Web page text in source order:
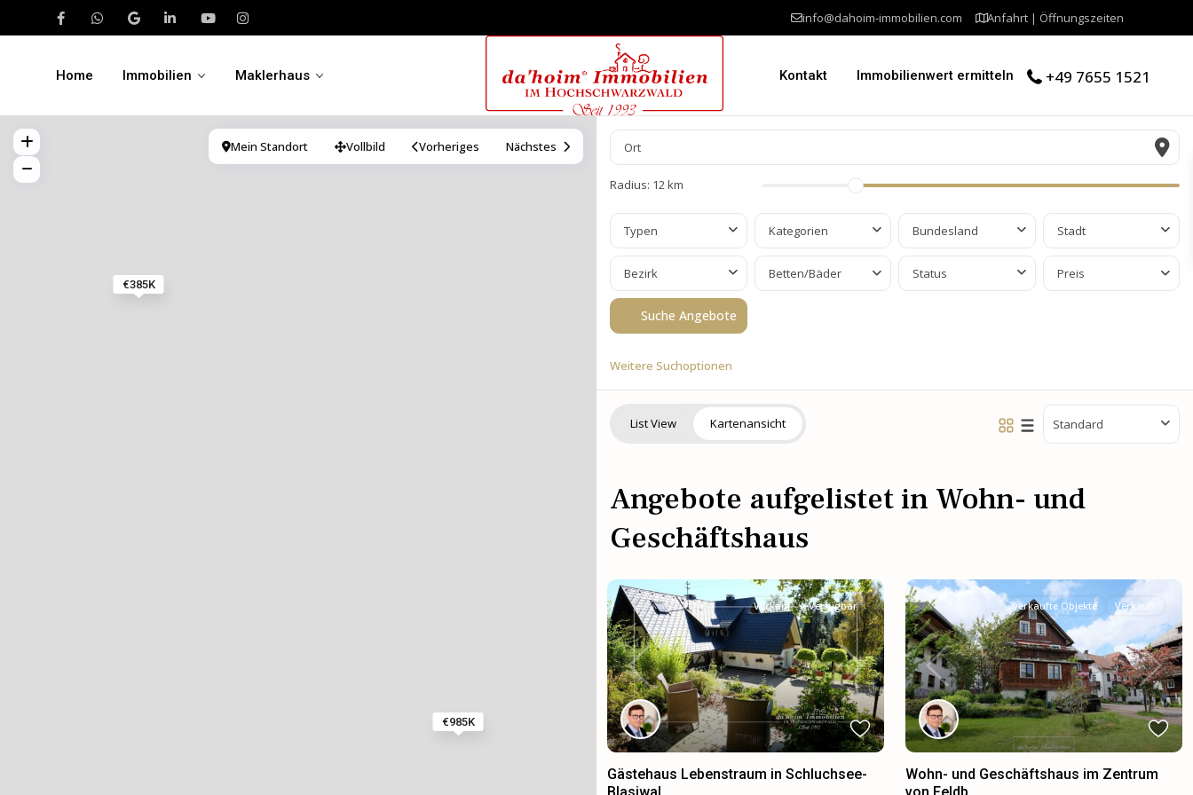
info@dahoim-immobilien.com Anfahrt | Öffnungszeiten
Home Immobilien Maklerhaus Kontakt Immobilienwert ermitteln +49 7655 1521
€385K
€985K
Mein Standort Vollbild Vorheriges Nächstes
Radius: 12 km
Typen Kategorien Bundesland Stadt
Bezirk Betten/Bäder Status Preis
Weitere Suchoptionen
List View Kartenansicht Standard
Angebote aufgelistet in Wohn- und
Geschäftshaus
Previous Next
Verkauf Verfügbar
Gästehaus Lebenstraum in Schluchsee-
Previous Next
verkaufte Objekte Verkauft
Wohn- und Geschäftshaus im Zentrum